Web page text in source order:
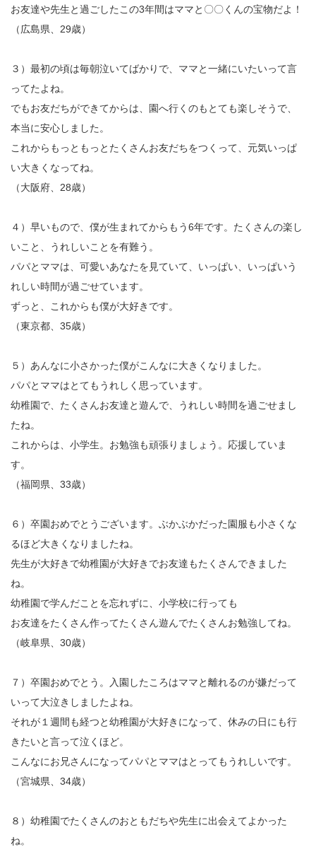
お友達や先生と過ごしたこの3年間はママと〇〇くんの宝物だよ！
（広島県、29歳）
３）最初の頃は毎朝泣いてばかりで、ママと一緒にいたいって言
ってたよね。
でもお友だちができてからは、園へ行くのもとても楽しそうで、
本当に安心しました。
これからもっともっとたくさんお友だちをつくって、元気いっぱ
い大きくなってね。
（大阪府、28歳）
４）早いもので、僕が生まれてからもう6年です。たくさんの楽し
いこと、うれしいことを有難う。
パパとママは、可愛いあなたを見ていて、いっぱい、いっぱいう
れしい時間が過ごせています。
ずっと、これからも僕が大好きです。
（東京都、35歳）
５）あんなに小さかった僕がこんなに大きくなりました。
パパとママはとてもうれしく思っています。
幼稚園で、たくさんお友達と遊んで、うれしい時間を過ごせまし
たね。
これからは、小学生。お勉強も頑張りましょう。応援していま
す。
（福岡県、33歳）
６）卒園おめでとうございます。ぶかぶかだった園服も小さくな
るほど大きくなりましたね。
先生が大好きで幼稚園が大好きでお友達もたくさんできました
ね。
幼稚園で学んだことを忘れずに、小学校に行っても
お友達をたくさん作ってたくさん遊んでたくさんお勉強してね。
（岐阜県、30歳）
７）卒園おめでとう。入園したころはママと離れるのが嫌だって
いって大泣きしましたよね。
それが１週間も経つと幼稚園が大好きになって、休みの日にも行
きたいと言って泣くほど。
こんなにお兄さんになってパパとママはとってもうれしいです。
（宮城県、34歳）
８）幼稚園でたくさんのおともだちや先生に出会えてよかった
ね。